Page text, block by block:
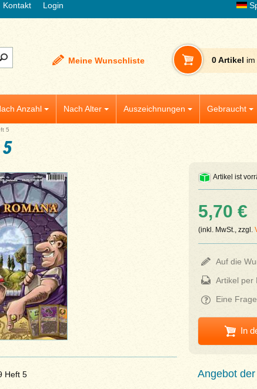
Kontakt Login
Meine Wunschliste 0 Artikel im
Anzahl Nach Alter Auszeichnungen Gebraucht
5
Heft 5
Artikel ist
5,70 €
(inkl. MwSt., zzgl.
Auf die
Artikel per
Eine
In
Angebot